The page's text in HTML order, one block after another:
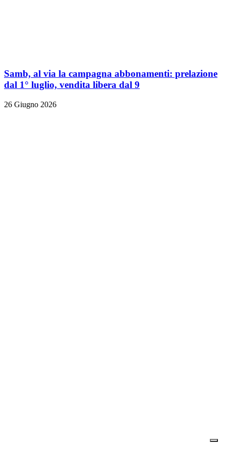
Samb, al via la campagna abbonamenti: prelazione
dal 1° luglio, vendita libera dal 9
26 Giugno 2026